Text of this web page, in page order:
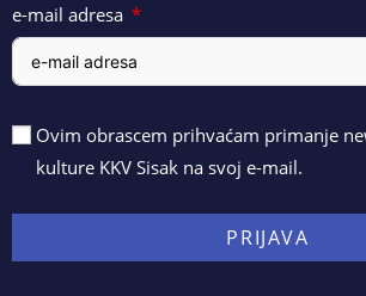
e-mail adresa
Ovim obrascem prihvaćam primanje
kulture KKV Sisak na svoj e-mail.
PRIJAVA